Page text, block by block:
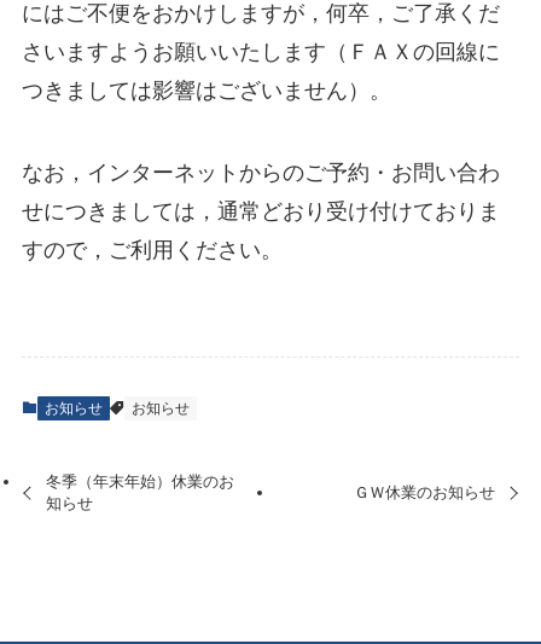
にはご不便をおかけしますが，何卒，ご了承くだ
さいますようお願いいたします（ＦＡＸの回線に
つきましては影響はございません）。
なお，インターネットからのご予約・お問い合わ
せにつきましては，通常どおり受け付けておりま
すので，ご利用ください。
お知らせ お知らせ
冬季（年末年始）休業のお
知らせ
ＧＷ休業のお知らせ